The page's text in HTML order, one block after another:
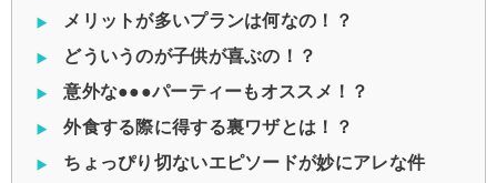
メリットが多いプランは何なの！？
どういうのが子供が喜ぶの！？
意外な●●●パーティーもオススメ！？
外食する際に得する裏ワザとは！？
ちょっぴり切ないエピソードが妙にアレな件